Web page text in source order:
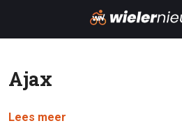
Ajax
Lees meer